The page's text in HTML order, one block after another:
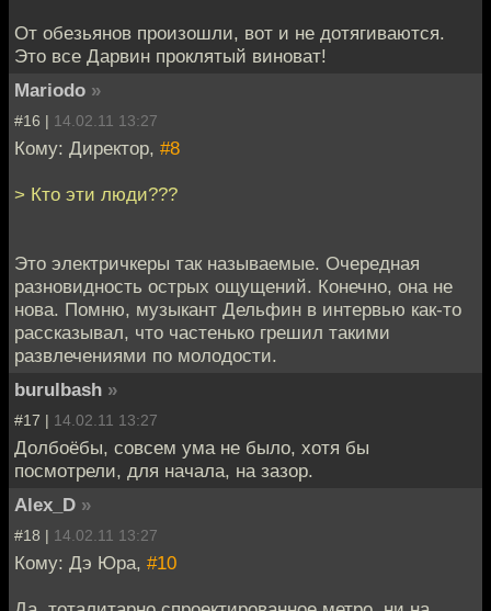
От обезьянов произошли, вот и не дотягиваются.
Это все Дарвин проклятый виноват!
Mariodo »
#16 | 14.02.11 13:27
Кому: Директор, #8
> Кто эти люди???
Это электричкеры так называемые. Очередная
разновидность острых ощущений. Конечно, она не
нова. Помню, музыкант Дельфин в интервью как-то
рассказывал, что частенько грешил такими
развлечениями по молодости.
burulbash »
#17 | 14.02.11 13:27
Долбоёбы, совсем ума не было, хотя бы
посмотрели, для начала, на зазор.
Alex_D »
#18 | 14.02.11 13:27
Кому: Дэ Юра, #10